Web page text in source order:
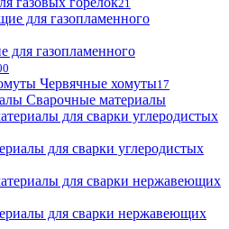
21
для газопламенного
Червячные хомуты17
Сварочные материалы
для сварки углеродистых
для сварки нержавеющих